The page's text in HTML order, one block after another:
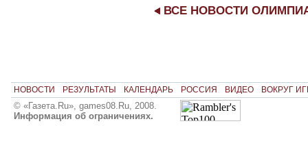
ВСЕ НОВОСТИ
НОВОСТИ РЕЗУЛЬТАТЫ КАЛЕНДАРЬ РОССИЯ ВИДЕО ВОКРУГ
© «Газета.Ru», games08.Ru, 2008.
Информация об ограничениях.